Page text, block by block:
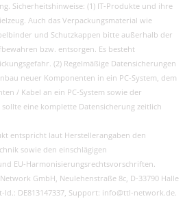
Sicherheitshinweise: (1) IT-Produkte und ihre
Auch das Verpackungsmaterial wie
und Schutzkappen bitte außerhalb der
bzw. entsorgen. Es besteht
(2) Regelmäßige Datensicherungen
neuer Komponenten in ein PC-System, dem
/ Kabel an ein PC-System sowie der
eine komplette Datensicherung zeitlich
entspricht laut Herstellerangaben den
sowie den einschlägigen
EU-Harmonisierungsrechtsvorschriften.
GmbH, Neulehenstraße 8c, D-33790 Halle
Id.: DE813147337, Support: info@ttl-network.de.